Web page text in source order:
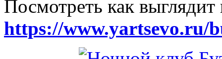
Посмотреть как
https://www.yartsevo.ru/